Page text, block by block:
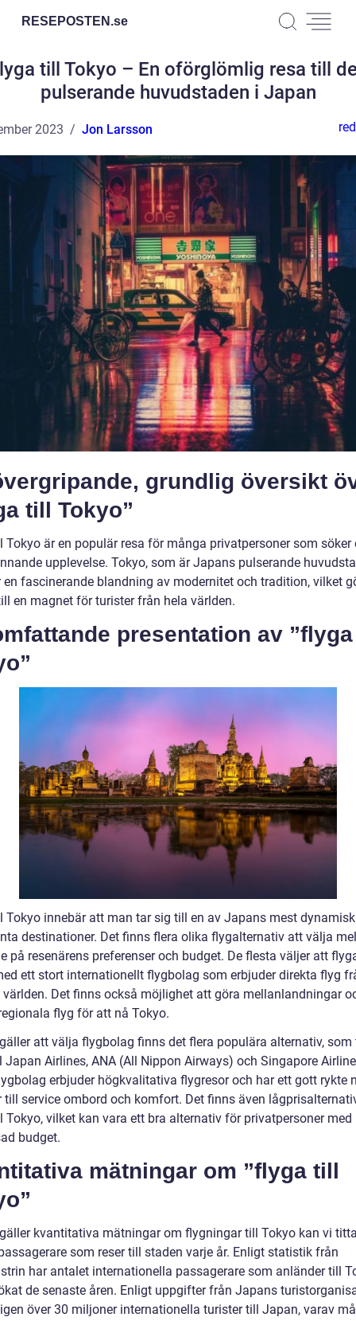
RESEPOSTEN.se
till Tokyo – En oförglömlig resa till
pulserande huvudstaden i Japan
2023 Jon Larsson
grundlig översikt
till Tokyo”
Tokyo är en populär resa för många privatpersoner som söker
upplevelse. Tokyo, som är Japans pulserande
en fascinerande blandning av modernitet och tradition, vilket
en magnet för turister från hela världen.
presentation av
Tokyo innebär att man tar sig till en av Japans mest
destinationer. Det finns flera olika flygalternativ att välja
på resenärens preferenser och budget. De flesta väljer att
ett stort internationellt flygbolag som erbjuder direkta flyg
världen. Det finns också möjlighet att göra mellanlandningar
flyg för att nå Tokyo.
att välja flygbolag finns det flera populära alternativ, som
Japan Airlines, ANA (All Nippon Airways) och Singapore
erbjuder högkvalitativa flygresor och har ett gott rykte
till service ombord och komfort. Det finns även
Tokyo, vilket kan vara ett bra alternativ för privatpersoner med
budget.
mätningar om ”flyga till
kvantitativa mätningar om flygningar till Tokyo kan vi
som reser till staden varje år. Enligt statistik från
har antalet internationella passagerare som anländer till
de senaste åren. Enligt uppgifter från Japans
över 30 miljoner internationella turister till Japan, varav